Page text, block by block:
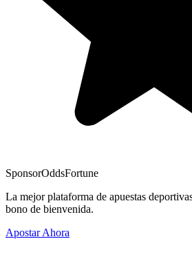
SponsorOddsFortune
La mejor plataforma de apuestas
bono de bienvenida.
Apostar Ahora